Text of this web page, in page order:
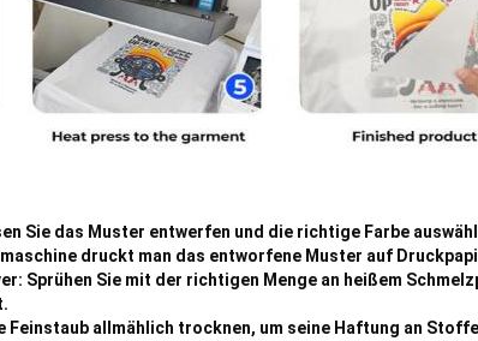
Sie das Muster entwerfen und die richtige Farbe
druckt man das entworfene Muster auf
Sprühen Sie mit der richtigen Menge an heißem
Feinstaub allmählich trocknen, um seine Haftung an